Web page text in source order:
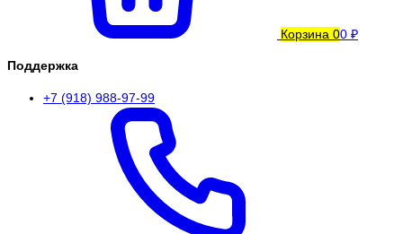
Корзина 00 ₽
Поддержка
+7 (918) 988-97-99